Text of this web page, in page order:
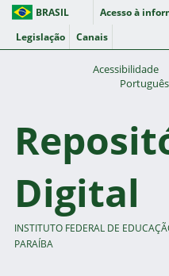
BRASIL Acesso à
Legislação
Canais
Acessibilidade
Português
Digital
INSTITUTO FEDERAL DE
PARAÍBA